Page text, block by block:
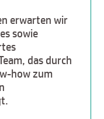
erwarten wir
sowie
das durch
how zum